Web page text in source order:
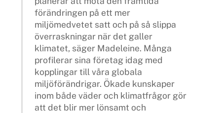
förändringen på ett mer
miljömedvetet satt och på så slippa
överraskningar när det galler
klimatet, säger Madeleine. Många
profilerar sina företag idag med
kopplingar till våra globala
miljöförändrigar. Ökade kunskaper
inom både väder och klimatfrågor gör
att det blir mer lönsamt och